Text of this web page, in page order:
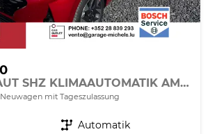
PREMIUM AUT SHZ KLIMAAUTOMATIK AMBIENTE ALU RFK PDC NAVI
Neuwagen mit Tageszulassung
Getriebe Automatik